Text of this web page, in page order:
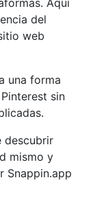
del
web
una forma
sin
descubrir
mismo y
Snappin.app